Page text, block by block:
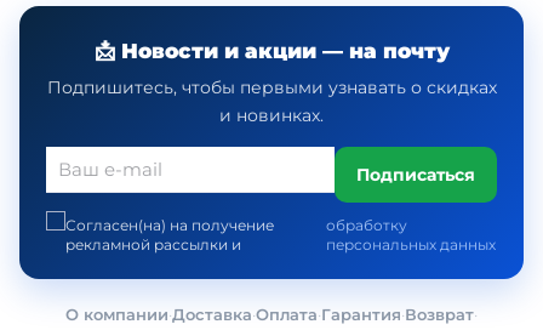
📩 Новости и акции — на почту
Подпишитесь, чтобы первыми узнавать о скидках
и новинках.
Подписаться
Согласен(на) на получение
рекламной рассылки и
обработку
персональных данных
О компании·Доставка·Оплата·Гарантия·Возврат·